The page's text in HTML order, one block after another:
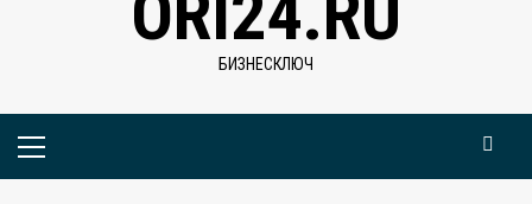
БИЗНЕСКЛЮЧ
Основное